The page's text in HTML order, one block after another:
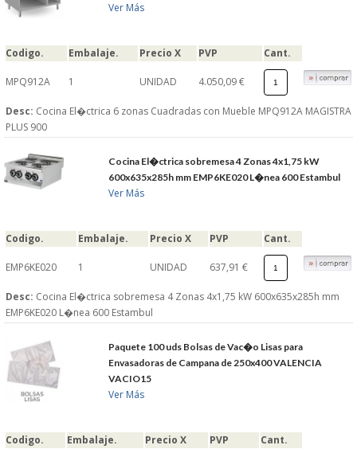
BLOG
CERRAR
FACEBOOK
TWITTER
© 2026 SUMINISTROSCEM
TODOS LOS DERECHOS RESERVADOS
Ver Más
Codigo. Embalaje. Precio X PVP Cant.
MPQ912A 1 UNIDAD 4.050,09 €
Desc: Cocina El�ctrica 6 zonas Cuadradas con Mueble MPQ912A MAGISTRA
PLUS 900
Cocina El�ctrica sobremesa 4 Zonas 4x1,75 kW
600x635x285h mm EMP6KE020 L�nea 600 Estambul
Ver Más
Codigo. Embalaje. Precio X PVP Cant.
EMP6KE020 1 UNIDAD 637,91 €
Desc: Cocina El�ctrica sobremesa 4 Zonas 4x1,75 kW 600x635x285h mm
EMP6KE020 L�nea 600 Estambul
Paquete 100 uds Bolsas de Vac�o Lisas para
Envasadoras de Campana de 250x400 VALENCIA
VACIO15
Ver Más
Codigo. Embalaje. Precio X PVP Cant.